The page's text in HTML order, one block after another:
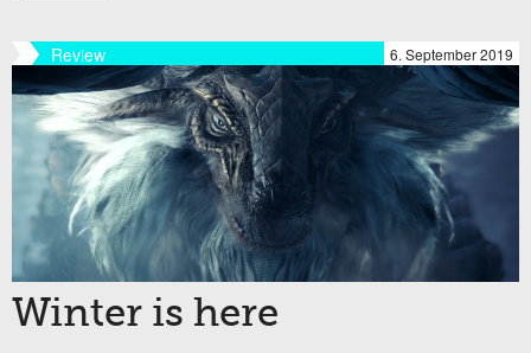
Review 6. September 2019
Winter is here